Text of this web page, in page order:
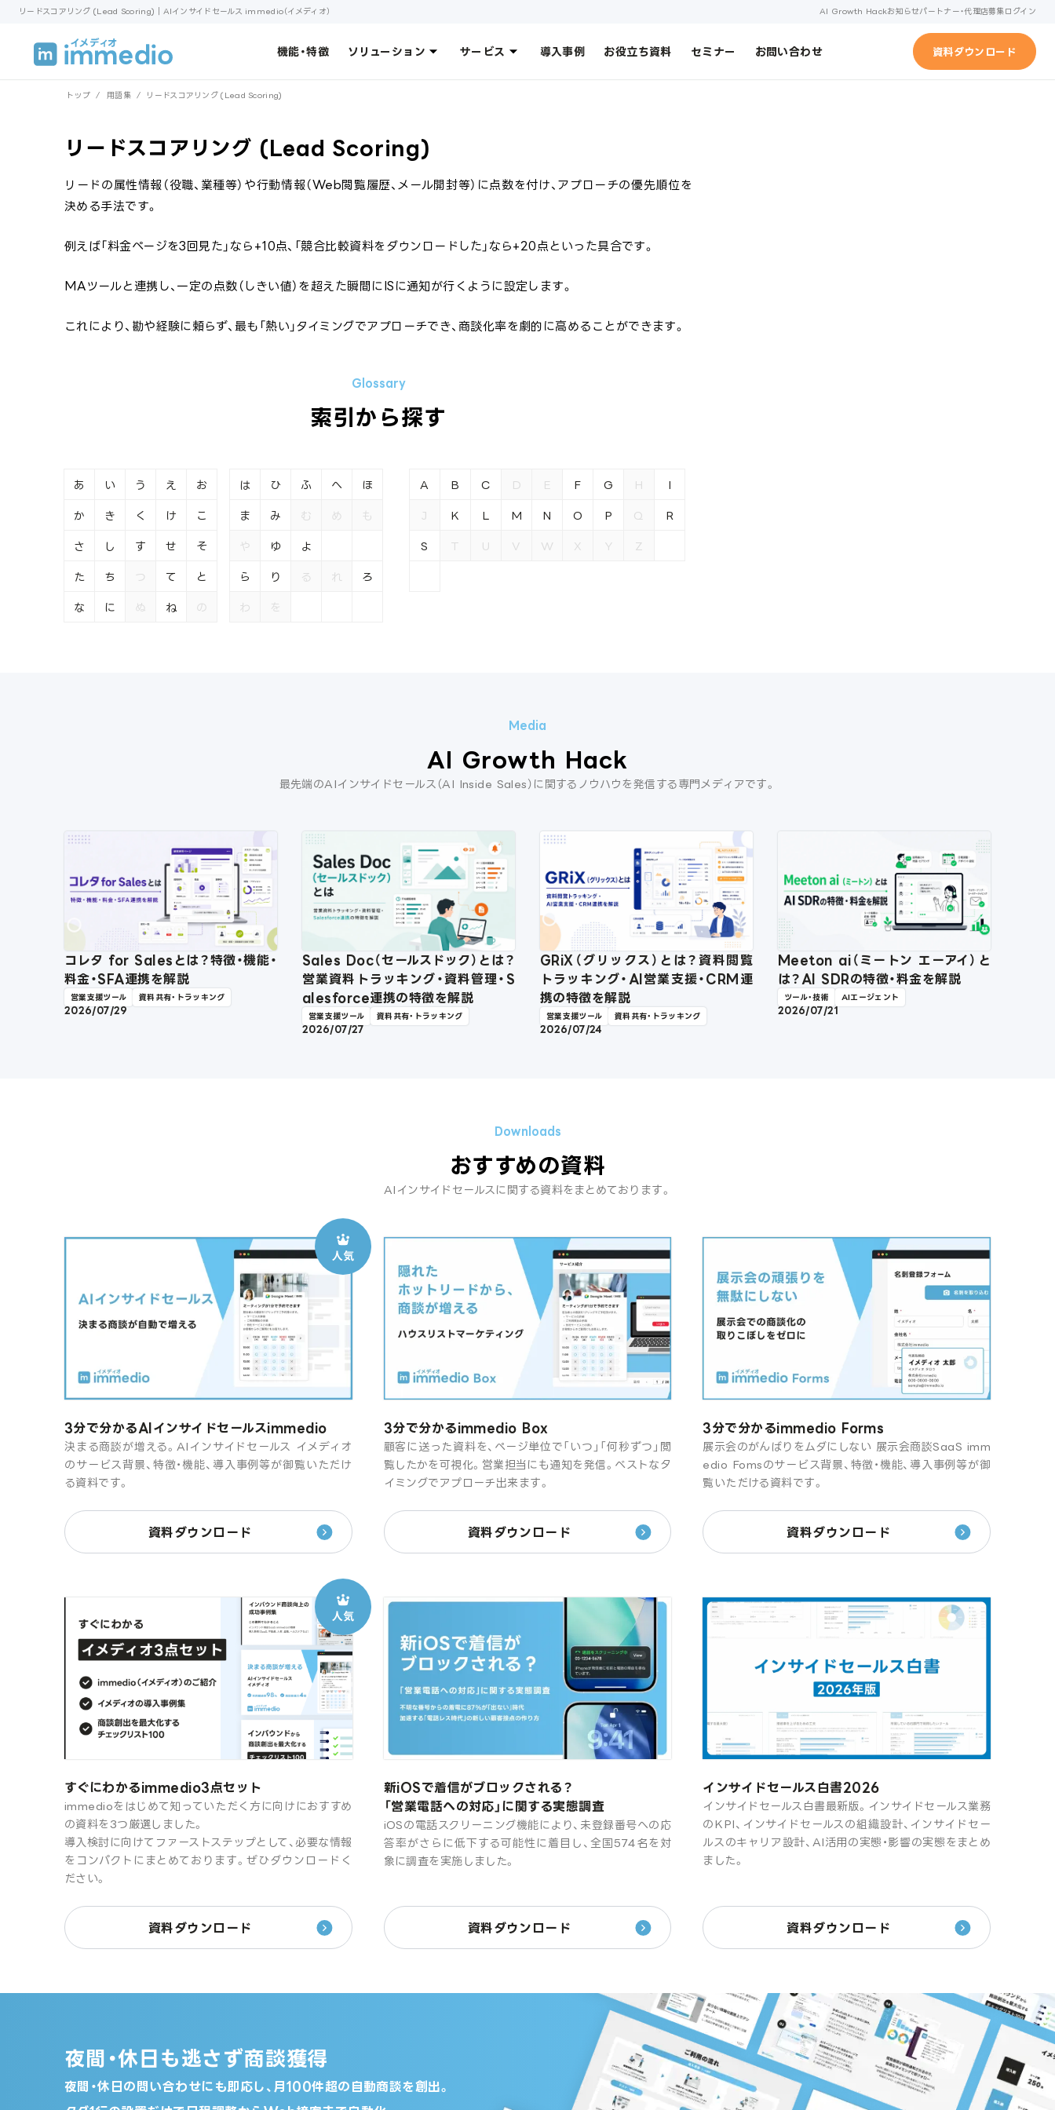
リードスコアリング (Lead Scoring)｜AIインサイドセールス immedio（イメディオ） AI Growth Hackお知らせパートナー・代理店募集ログイン
機能・特徴 ソリューション サービス 導入事例 お役立ち資料 セミナー お問い合わせ 資料ダウンロード
トップ / 用語集 / リードスコアリング (Lead Scoring)
リードスコアリング (Lead Scoring)
リードの属性情報（役職、業種等）や行動情報（Web閲覧履歴、メール開封等）に点数を付け、アプローチの優先順位を
決める手法です。
例えば「料金ページを3回見た」なら+10点、「競合比較資料をダウンロードした」なら+20点といった具合です。
MAツールと連携し、一定の点数（しきい値）を超えた瞬間にISに通知が行くように設定します。
これにより、勘や経験に頼らず、最も「熱い」タイミングでアプローチでき、商談化率を劇的に高めることができます。
索引から探す
あ い う え お
か き く け こ
さ し す せ そ
た ち つ て と
な に ぬ ね の
は ひ ふ へ ほ
ま み む め も
や ゆ よ
ら り る れ ろ
わ を
A B C D E F G H I
J K L M N O P Q R
S T U V W X Y Z
AI Growth Hack
最先端のAIインサイドセールス（AI Inside Sales）に関するノウハウを発信する専門メディアです。
コレタ for Salesとは？特徴・機能・
料金・SFA連携を解説
営業支援ツール 資料共有・トラッキング
2026/07/29
Sales Doc（セールスドック）とは？
営業資料トラッキング・資料管理・S
alesforce連携の特徴を解説
営業支援ツール 資料共有・トラッキング
2026/07/27
GRiX（グリックス）とは？資料閲覧
トラッキング・AI営業支援・CRM連
携の特徴を解説
営業支援ツール 資料共有・トラッキング
2026/07/24
Meeton ai（ミートン エーアイ）と
は？AI SDRの特徴・料金を解説
ツール・技術 AIエージェント
2026/07/21
おすすめの資料
AIインサイドセールスに関する資料をまとめております。
3分で分かるAIインサイドセールスimmedio
決まる商談が増える。AIインサイドセールス イメディオ
のサービス背景、特徴・機能、導入事例等が御覧いただけ
る資料です。
資料ダウンロード
3分で分かるimmedio Box
顧客に送った資料を、ページ単位で「いつ」「何秒ずつ」閲
覧したかを可視化。営業担当にも通知を発信。ベストなタ
イミングでアプローチ出来ます。
資料ダウンロード
3分で分かるimmedio Forms
展示会のがんばりをムダにしない 展示会商談SaaS imm
edio Fomsのサービス背景、特徴・機能、導入事例等が御
覧いただける資料です。
資料ダウンロード
すぐにわかるimmedio3点セット
immedioをはじめて知っていただく方に向けにおすすめ
の資料を3つ厳選しました。
導入検討に向けてファーストステップとして、必要な情報
をコンパクトにまとめております。ぜひダウンロードく
ださい。
資料ダウンロード
新iOSで着信がブロックされる？
「営業電話への対応」に関する実態調査
iOSの電話スクリーニング機能により、未登録番号への応
答率がさらに低下する可能性に着目し、全国574名を対
象に調査を実施しました。
資料ダウンロード
インサイドセールス白書2026
インサイドセールス白書最新版。インサイドセールス業務
のKPI、インサイドセールスの組織設計、インサイドセー
ルスのキャリア設計、AI活用の実態・影響の実態をまとめ
ました。
資料ダウンロード
夜間・休日も逃さず商談獲得
夜間・休日の問い合わせにも即応し、月100件超の自動商談を創出。